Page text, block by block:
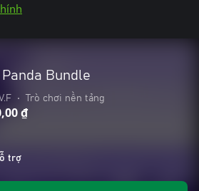
Bundle
• Trò chơi nền tảng
₫
trợ